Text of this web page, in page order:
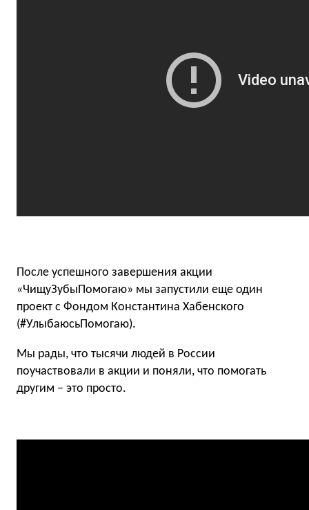
После успешного завершения акции
«ЧищуЗубыПомогаю» мы запустили еще один
проект с Фондом Константина Хабенского
(#УлыбаюсьПомогаю).
Мы рады, что тысячи людей в России
поучаствовали в акции и поняли, что помогать
другим – это просто.